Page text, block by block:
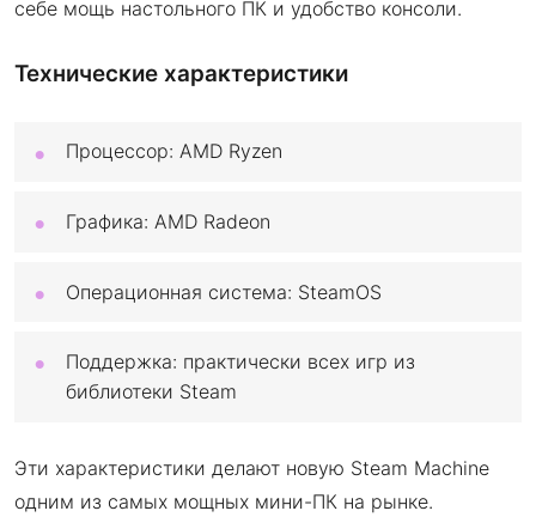
себе мощь настольного ПК и удобство консоли.
Технические характеристики
Процессор: AMD Ryzen
Графика: AMD Radeon
Операционная система: SteamOS
Поддержка: практически всех игр из
библиотеки Steam
Эти характеристики делают новую Steam Machine
одним из самых мощных мини-ПК на рынке.